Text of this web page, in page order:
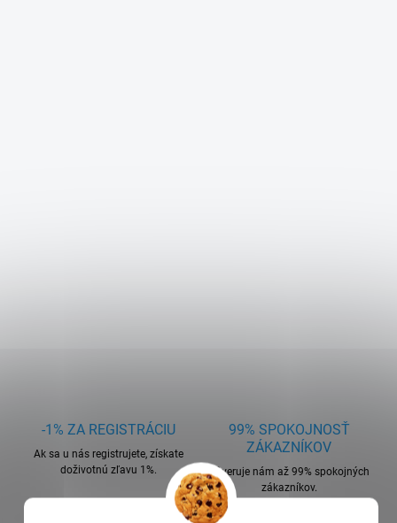
-1% ZA REGISTRÁCIU
Ak sa u nás registrujete, získate
doživotnú zľavu 1%.
99% SPOKOJNOSŤ
ZÁKAZNÍKOV
Dôveruje nám až 99% spokojných
zákazníkov.